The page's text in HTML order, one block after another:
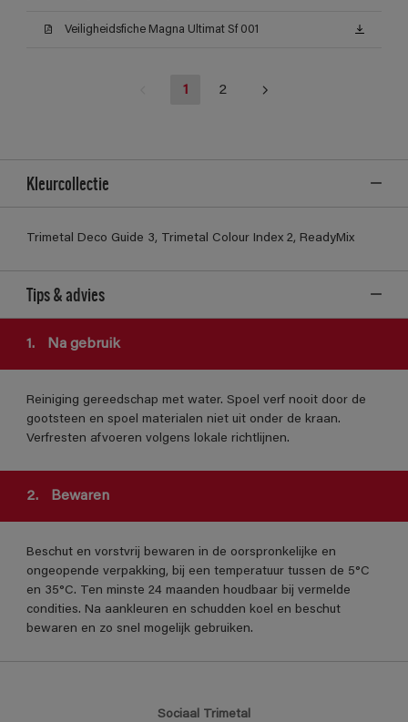
Veiligheidsfiche Magna Ultimat Sf 001
1 2
Kleurcollectie
Trimetal Deco Guide 3, Trimetal Colour Index 2, ReadyMix
Tips & advies
1. Na gebruik
Reiniging gereedschap met water. Spoel verf nooit door de
gootsteen en spoel materialen niet uit onder de kraan.
Verfresten afvoeren volgens lokale richtlijnen.
2. Bewaren
Beschut en vorstvrij bewaren in de oorspronkelijke en
ongeopende verpakking, bij een temperatuur tussen de 5°C
en 35°C. Ten minste 24 maanden houdbaar bij vermelde
condities. Na aankleuren en schudden koel en beschut
bewaren en zo snel mogelijk gebruiken.
Sociaal Trimetal